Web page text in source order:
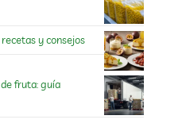
y consejos
fruta: guía